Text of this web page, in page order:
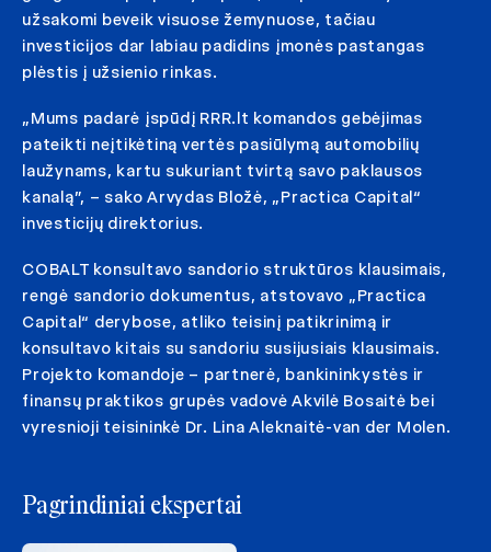
užsakomi beveik visuose žemynuose, tačiau
investicijos dar labiau padidins įmonės pastangas
plėstis į užsienio rinkas.
„Mums padarė įspūdį RRR.lt komandos gebėjimas
pateikti neįtikėtiną vertės pasiūlymą automobilių
laužynams, kartu sukuriant tvirtą savo paklausos
kanalą”, – sako Arvydas Bložė, „Practica Capital“
investicijų direktorius.
COBALT konsultavo sandorio struktūros klausimais,
rengė sandorio dokumentus, atstovavo „Practica
Capital“ derybose, atliko teisinį patikrinimą ir
konsultavo kitais su sandoriu susijusiais klausimais.
Projekto komandoje – partnerė, bankininkystės ir
finansų praktikos grupės vadovė Akvilė Bosaitė bei
vyresnioji teisininkė Dr. Lina Aleknaitė-van der Molen.
Pagrindiniai ekspertai